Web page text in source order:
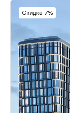
Скидка 7%